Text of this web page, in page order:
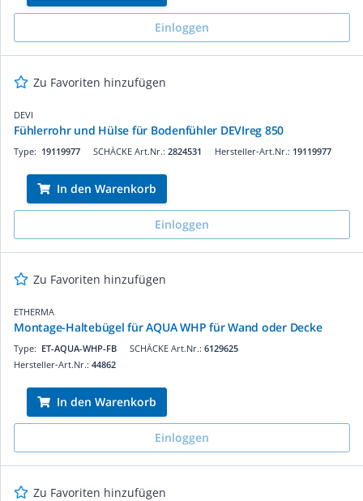
Einloggen
Zu Favoriten hinzufügen
DEVI
Fühlerrohr und Hülse für Bodenfühler DEVIreg 850
SCHÄCKE Art.Nr.: 2824531
Type: 19119977 Hersteller-Art.Nr.: 19119977
In den Warenkorb
Einloggen
Zu Favoriten hinzufügen
ETHERMA
Montage-Haltebügel für AQUA WHP für Wand oder Decke
SCHÄCKE Art.Nr.: 6129625
Type: ET-AQUA-WHP-FB
Hersteller-Art.Nr.: 44862
In den Warenkorb
Einloggen
Zu Favoriten hinzufügen